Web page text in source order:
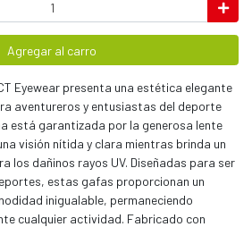
Agregar al carro
Eyewear presenta una estética elegante
aventureros y entusiastas del deporte
está garantizada por la generosa lente
visión nítida y clara mientras brinda un
los dañinos rayos UV. Diseñadas para ser
estas gafas proporcionan un
inigualable, permaneciendo
cualquier actividad. Fabricado con